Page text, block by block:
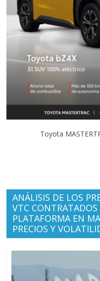
Toyota
ANÁLISIS DE LOS
VTC CONTRATADOS
PLATAFORMA EN
PRECIOS Y